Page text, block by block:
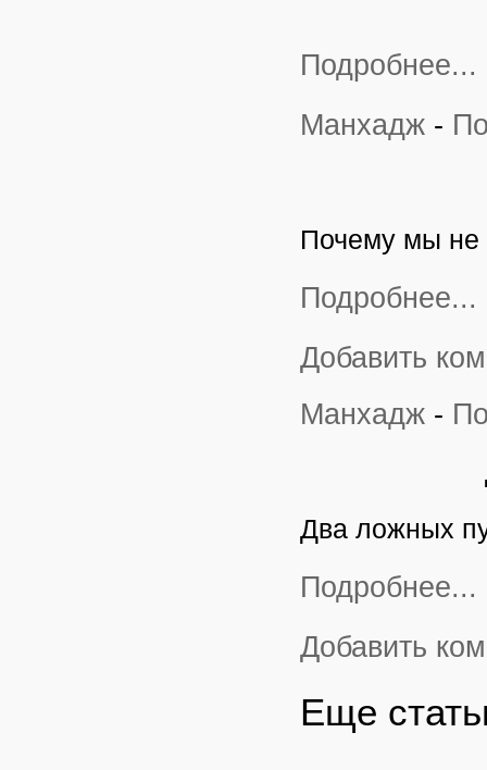
Подробнее...
Манхадж -
Почему мы не
Подробнее...
Добавить
Манхадж -
Два ложных
Подробнее...
Добавить
Еще